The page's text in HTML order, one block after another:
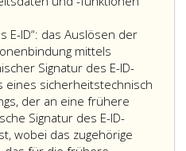
E-ID“: das Auslösen der
mittels
Signatur des E-ID-
eines sicherheitstechnisch
der an eine frühere
Signatur des E-ID-
wobei das zugehörige